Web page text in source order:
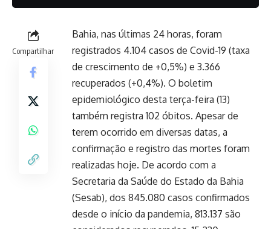
Compartilhar
Bahia, nas últimas 24 horas, foram
registrados 4.104 casos de Covid-19 (taxa
de crescimento de +0,5%) e 3.366
recuperados (+0,4%). O boletim
epidemiológico desta terça-feira (13)
também registra 102 óbitos. Apesar de
terem ocorrido em diversas datas, a
confirmação e registro das mortes foram
realizadas hoje. De acordo com a
Secretaria da Saúde do Estado da Bahia
(Sesab), dos 845.080 casos confirmados
desde o início da pandemia, 813.137 são